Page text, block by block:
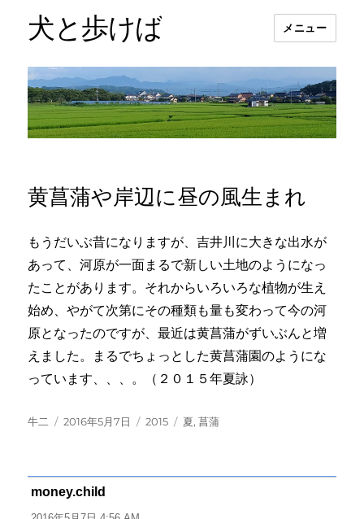
犬と歩けば メニュー
黄菖蒲や岸辺に昼の風生まれ
もうだいぶ昔になりますが、吉井川に大きな出水が
あって、河原が一面まるで新しい土地のようになっ
たことがあります。それからいろいろな植物が生え
始め、やがて次第にその種類も量も変わって今の河
原となったのですが、最近は黄菖蒲がずいぶんと増
えました。まるでちょっとした黄菖蒲園のようにな
っています、、、。（２０１５年夏詠）
投
牛二
投
2016年5月7日
カ
2015
タ
夏,菖蒲
money.child
り: